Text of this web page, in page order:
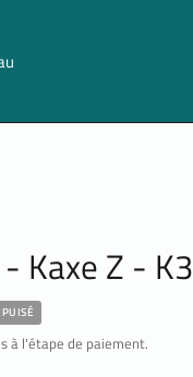
Kaxe Z - K3
à l'étape de paiement.